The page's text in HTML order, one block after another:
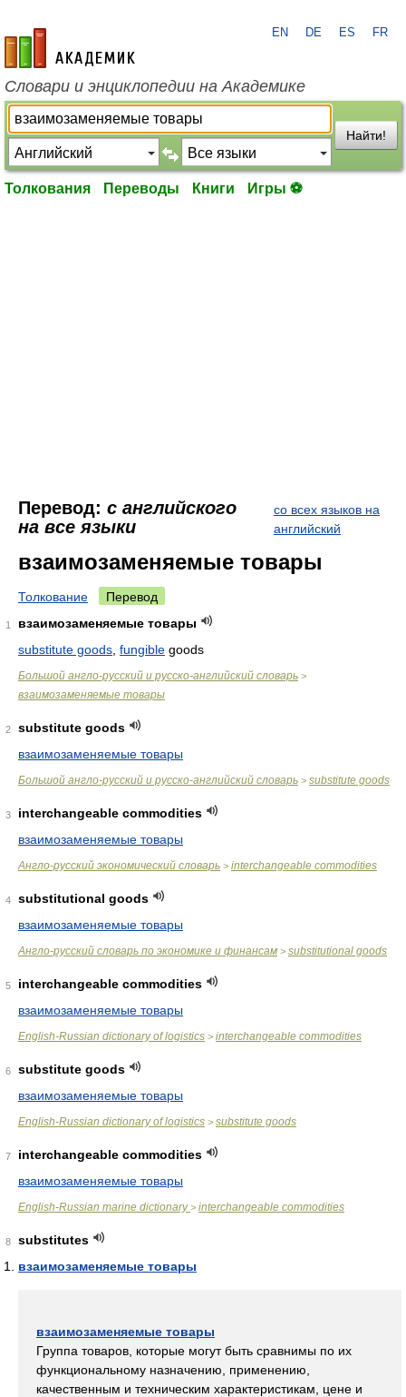
academic.ru
EN DE ES FR
Словари и энциклопедии на Академике
Найти!
Толкования Переводы Книги Игры ⚽
Перевод: с английского
на все языки
со всех языков на
английский
взаимозаменяемые товары
Толкование Перевод
1
взаимозаменяемые товары
substitute goods fungible goods
Большой англо-русский и русско-английский словарь >
взаимозаменяемые товары
2
substitute goods
взаимозаменяемые товары
Большой англо-русский и русско-английский словарь > substitute goods
3
interchangeable commodities
взаимозаменяемые товары
Англо-русский экономический словарь > interchangeable commodities
4
substitutional goods
взаимозаменяемые товары
Англо-русский словарь по экономике и финансам > substitutional goods
5
interchangeable commodities
взаимозаменяемые товары
English-Russian dictionary of logistics > interchangeable commodities
6
substitute goods
взаимозаменяемые товары
English-Russian dictionary of logistics > substitute goods
7
interchangeable commodities
взаимозаменяемые товары
English-Russian marine dictionary> interchangeable commodities
8
substitutes
взаимозаменяемые товары
взаимозаменяемые товары
Группа товаров, которые могут быть сравнимы по их
функциональному назначению, применению,
качественным и техническим характеристикам, цене и